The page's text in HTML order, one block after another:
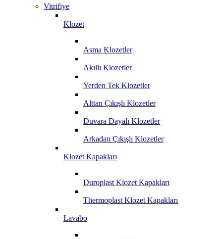
Vitrifiye
Klozet
Asma Klozetler
Akıllı Klozetler
Yerden Tek Klozetler
Alttan Çıkışlı Klozetler
Duvara Dayalı Klozetler
Arkadan Çıkışlı Klozetler
Klozet Kapakları
Duroplast Klozet Kapakları
Thermoplast Klozet Kapakları
Lavabo